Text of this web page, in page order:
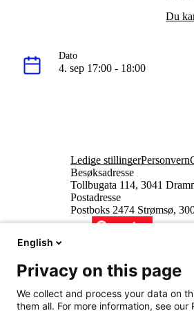
Du
Dato
4. sep 17:00 - 18:00
Ledige stillingerPersonvern
Besøksadresse
Tollbugata 114, 3041
Postadresse
Postboks 2474 Strømsø,
English
Privacy on this page
We collect and process your data on
them all. For more information, see our